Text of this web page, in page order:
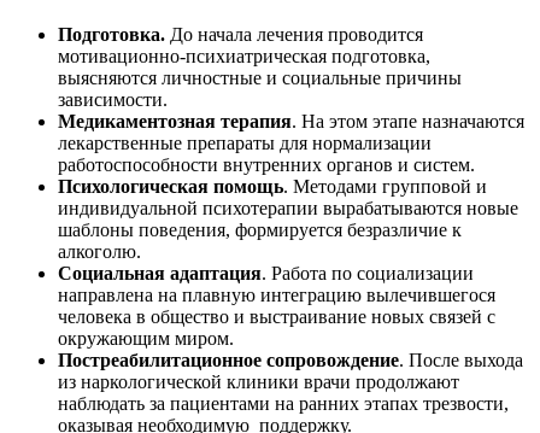
Подготовка. До начала лечения проводится
мотивационно-психиатрическая подготовка,
выясняются личностные и социальные причины
зависимости.
Медикаментозная терапия. На этом этапе назначаются
лекарственные препараты для нормализации
работоспособности внутренних органов и систем.
Психологическая помощь. Методами групповой и
индивидуальной психотерапии вырабатываются новые
шаблоны поведения, формируется безразличие к
алкоголю.
Социальная адаптация. Работа по социализации
направлена на плавную интеграцию вылечившегося
человека в общество и выстраивание новых связей с
окружающим миром.
Постреабилитационное сопровождение. После выхода
из наркологической клиники врачи продолжают
наблюдать за пациентами на ранних этапах трезвости,
оказывая необходимую поддержку.